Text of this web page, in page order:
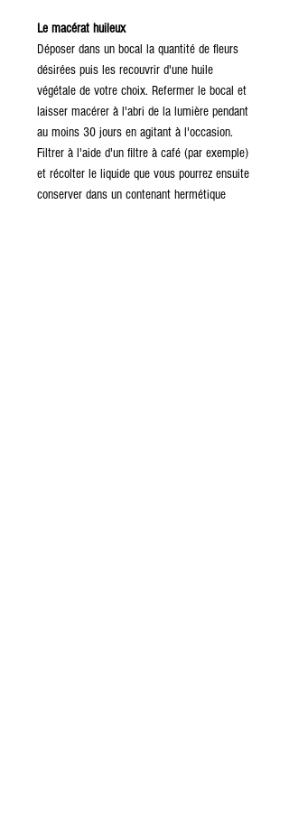
Le macérat huileux
Déposer dans un bocal la quantité de fleurs
désirées puis les recouvrir d'une huile
végétale de votre choix. Refermer le bocal et
laisser macérer à l'abri de la lumière pendant
au moins 30 jours en agitant à l'occasion.
Filtrer à l'aide d'un filtre à café (par exemple)
et récolter le liquide que vous pourrez ensuite
conserver dans un contenant hermétique